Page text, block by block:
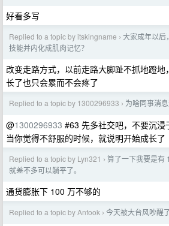
好看多写
Replied to a topic by itskingname › 大家成年以后
技能并内化成肌肉记忆？
改变走路方式，以前走路大脚趾不抓地蹬
长了也只会累而不会疼了
Replied to a topic by 1300296933 › 为啥同事消
@1300296933 #63 先多社交吧，不要沉浸
当你觉得不舒服的时候，就说明开始成长了
Replied to a topic by Lyn321 › 算了一下我要是有
就差不多可以躺平了。
通货膨胀下 100 万不够的
Replied to a topic by Anfook › 今天被大台风吵醒